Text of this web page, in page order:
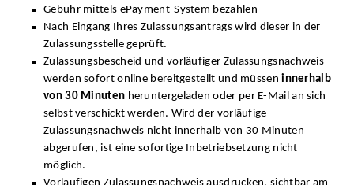
Gebühr mittels ePayment-System bezahlen
Nach Eingang Ihres Zulassungsantrags wird dieser in der
Zulassungsstelle geprüft.
Zulassungsbescheid und vorläufiger Zulassungsnachweis
werden sofort online bereitgestellt und müssen innerhalb
von 30 Minuten heruntergeladen oder per E-Mail an sich
selbst verschickt werden. Wird der vorläufige
Zulassungsnachweis nicht innerhalb von 30 Minuten
abgerufen, ist eine sofortige Inbetriebsetzung nicht
möglich.